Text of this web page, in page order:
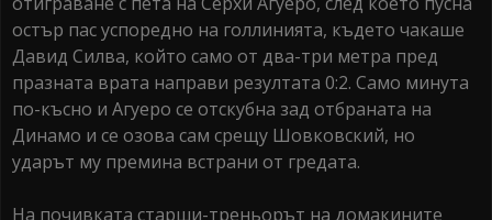
остър пас успоредно на голлинията, където чакаше
Давид Силва, който само от два-три метра пред
празната врата направи резултата 0:2. Само минута
по-късно и Агуеро се отскубна зад отбраната на
Динамо и се озова сам срещу Шовковский, но
ударът му премина встрани от гредата.
На почивката старши-треньорът на домакините